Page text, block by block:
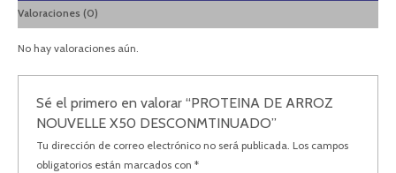
Valoraciones (0)
No hay valoraciones aún.
Sé el primero en valorar “PROTEINA DE ARROZ
NOUVELLE X50 DESCONMTINUADO”
Tu dirección de correo electrónico no será publicada. Los campos
obligatorios están marcados con*